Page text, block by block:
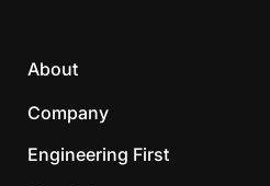
About
Company
Engineering First